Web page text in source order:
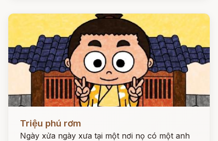
Triệu phú rơm
Ngày xửa ngày xưa tại một nơi nọ có một anh